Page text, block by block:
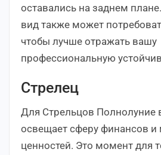
оставались на заднем
вид также может
чтобы лучше отражать вашу
профессиональную
Стрелец
Для Стрельцов Полнолуние
освещает сферу финансов и
ценностей. Это момент для